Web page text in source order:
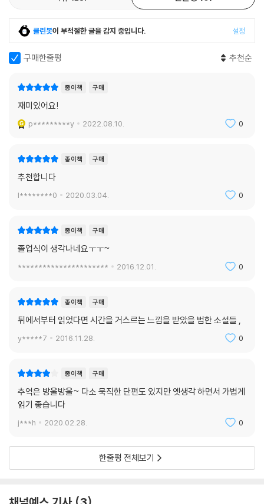
것’이 무엇인지 묻는 특별한 경험이 될 수 있을 것이다.
● 작가 후기
“『다행히 졸업』 소설집의 제안을 받은 뒤 고교생 네 명을 인터뷰하고, 서울
무 그대로라서 좀, 오싹했다.” 장강명
“졸업하면서 교복을 버렸다. 무거운 짐을 비로소 내려놓은 기분이었다. 그
“「얼굴 없는 딸들」은 일반적인 순서를 뒤죽박죽 섞어서 썼다. 어쩌면 이 소
설은 이렇게 쓰여야 했을지도 몰라, 하는 생각이 든다. 방향이나 유속을 염
“저는 요즘도 텅 빈 교실에서 깨어나는 꿈을 꾸곤 합니다. 대부분 고등학교
시절의 몸으로 돌아가서 어리둥절해하지요. 친구들이 어서 운동장으로 나
“우리는 존중받지 못했기 때문에 타인을 존중하지 않는 것에 더 익숙했다.
우리는 서로에게 얕보이지 않기 위해 안간힘을 썼다. 끊임없이 센 척을 했
“다니던 학교에 가 보았다. 마치 갑옷도 없이 초보자용 단검 한 자루만 들
고 던전에 뛰어드는 것 같은 느낌이었다. 하지만 그곳에는 무시무시한 보
스몹은 없었다. 이제 그 시절의 어떤 것도 나를 괴롭힐 수 없다는 걸 안다.”
전혜진
“우리 학교는 참 평범했는데, 아무 일도 없었는데, 하는 사람을 보면서 생
각한다. 누군가는 어디선가 싸우고 있었을지도 모른다. ‘아무 일도 없는’ 상
클린봇이 부적절한 글을 감지 중입니다. 설정
구매한줄평 추천순
종이책 구매
재미있어요!
p*********y 2022.08.10. 0
종이책 구매
추천합니다
l********0 2020.03.04. 0
종이책 구매
졸업식이 생각나네요ㅜㅜ~
********************** 2016.12.01. 0
종이책 구매
뒤에서부터 읽었다면 시간을 거스르는 느낌을 받았을 법한 소설들 ,
y*****7 2016.11.28. 0
종이책 구매
추억은 방울방울~ 다소 묵직한 단편도 있지만 옛생각 하면서 가볍게
읽기 좋습니다
j***h 2020.02.28. 0
한줄평 전체보기